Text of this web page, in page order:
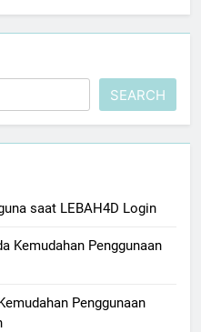
SEARCH
saat LEBAH4D Login
Kemudahan Penggunaan
Penggunaan